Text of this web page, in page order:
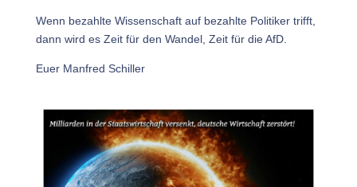
Wenn bezahlte Wissenschaft auf bezahlte Politiker trifft,
dann wird es Zeit für den Wandel, Zeit für die AfD.
Euer Manfred Schiller